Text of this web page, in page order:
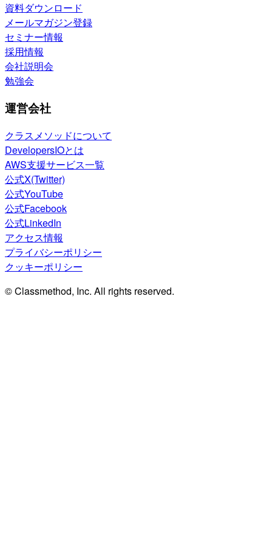
資料ダウンロード
メールマガジン登録
セミナー情報
採用情報
会社説明会
勉強会
運営会社
クラスメソッドについて
DevelopersIOとは
AWS支援サービス一覧
公式X(Twitter)
公式YouTube
公式Facebook
公式LinkedIn
アクセス情報
プライバシーポリシー
クッキーポリシー
© Classmethod, Inc. All rights reserved.